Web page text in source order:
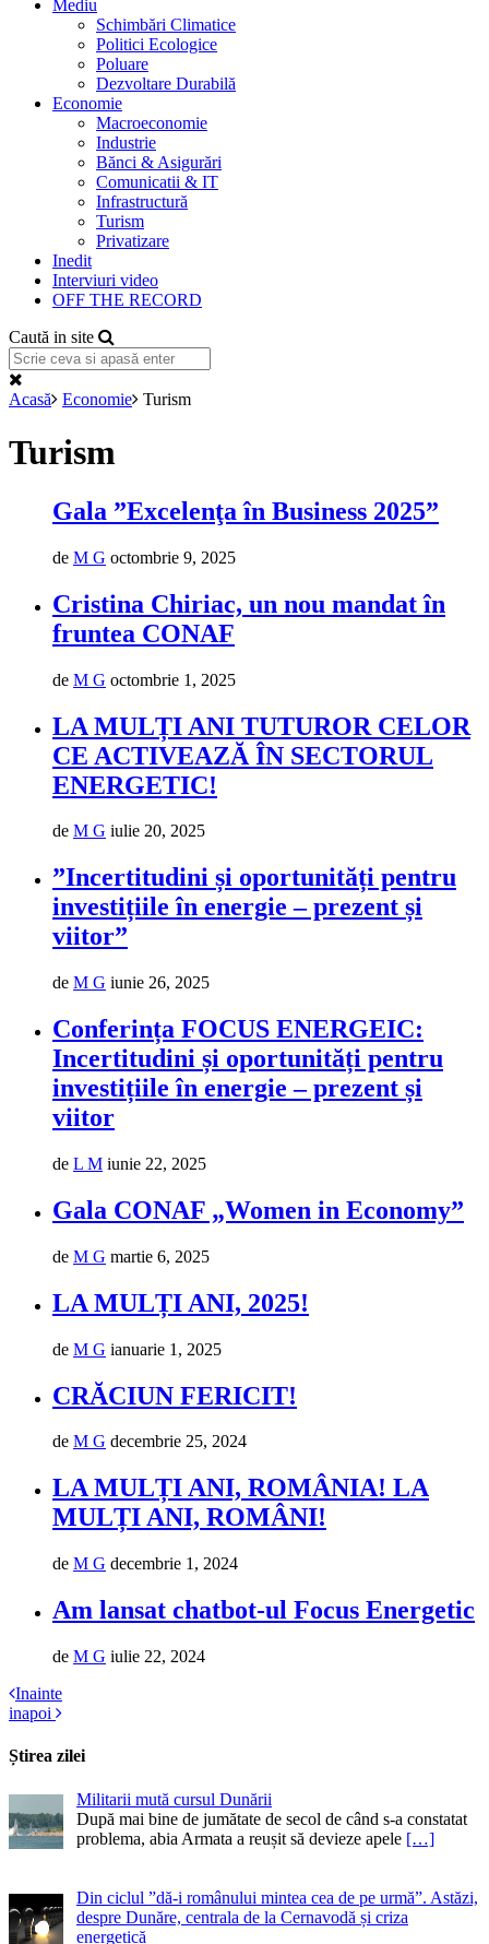
Mediu
Schimbări Climatice
Politici Ecologice
Poluare
Dezvoltare Durabilă
Economie
Macroeconomie
Industrie
Bănci & Asigurări
Comunicatii & IT
Infrastructură
Turism
Privatizare
Inedit
Interviuri video
OFF THE RECORD
Caută in site
Acasă Economie Turism
Turism
Gala ”Excelenţa în Business 2025”
de M G octombrie 9, 2025
Cristina Chiriac, un nou mandat în
fruntea CONAF
de M G octombrie 1, 2025
LA MULȚI ANI TUTUROR CELOR
CE ACTIVEAZĂ ÎN SECTORUL
ENERGETIC!
de M G iulie 20, 2025
”Incertitudini și oportunități pentru
investițiile în energie – prezent și
viitor”
de M G iunie 26, 2025
Conferința FOCUS ENERGEIC:
Incertitudini și oportunități pentru
investițiile în energie – prezent și
viitor
de L M iunie 22, 2025
Gala CONAF „Women in Economy”
de M G martie 6, 2025
LA MULȚI ANI, 2025!
de M G ianuarie 1, 2025
CRĂCIUN FERICIT!
de M G decembrie 25, 2024
LA MULȚI ANI, ROMÂNIA! LA
MULȚI ANI, ROMÂNI!
de M G decembrie 1, 2024
Am lansat chatbot-ul Focus Energetic
de M G iulie 22, 2024
Inainte
inapoi
Știrea zilei
Militarii mută cursul Dunării
După mai bine de jumătate de secol de când s-a constatat
problema, abia Armata a reușit să devieze apele […]
Din ciclul ”dă-i românului mintea cea de pe urmă”. Astăzi,
despre Dunăre, centrala de la Cernavodă și criza
energetică